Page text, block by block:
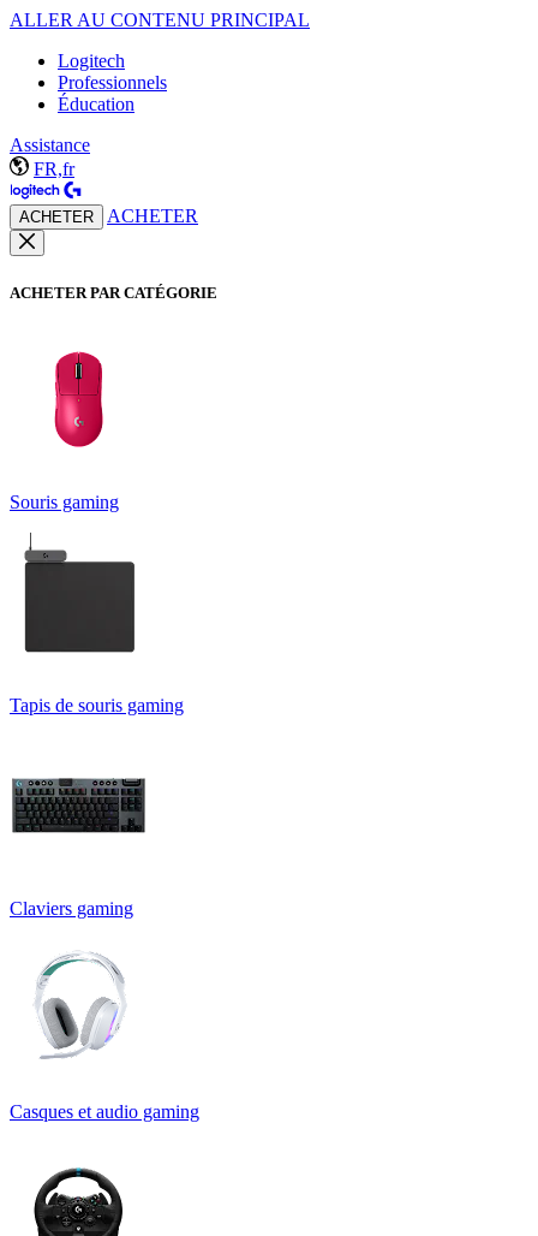
ALLER AU CONTENU PRINCIPAL
Logitech
Professionnels
Éducation
Assistance
FR,fr
ACHETER ACHETER
ACHETER PAR CATÉGORIE
Souris gaming
Tapis de souris gaming
Claviers gaming
Casques et audio gaming